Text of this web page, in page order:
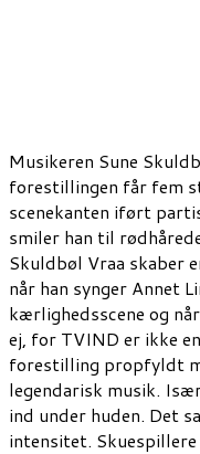
Musikeren Sune
forestillingen får fem
scenekanten iført
smiler han til
Skuldbøl Vraa skaber
når han synger Annet
kærlighedsscene og
ej, for TVIND er ikke
forestilling propfyldt
legendarisk musik.
ind under huden. Det
intensitet.